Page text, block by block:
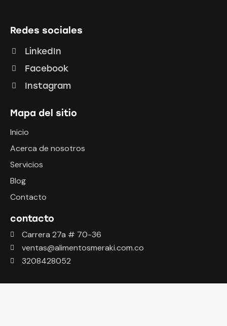
Redes sociales
LinkedIn
Facebook
Instagram
Mapa del sitio
Inicio
Acerca de nosotros
Servicios
Blog
Contacto
contacto
Carrera 27a # 70-36
ventas@alimentosmeraki.com.co
3208428052